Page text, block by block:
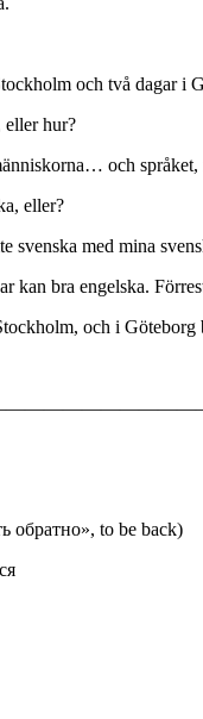
och två dagar i
hur?
och språket,
eller?
svenska med mina
kan bra engelska.
och i Göteborg
обратно», to be back)